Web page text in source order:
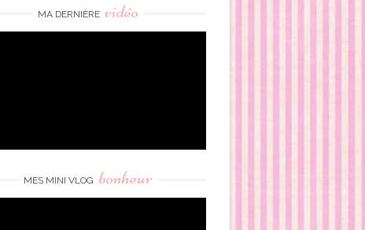
MA DERNIÈRE vidéo
MES MINI VLOG bonheur